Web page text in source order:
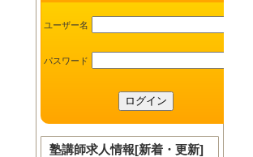
ユーザー名
パスワード
塾講師求人情報[新着・更新]